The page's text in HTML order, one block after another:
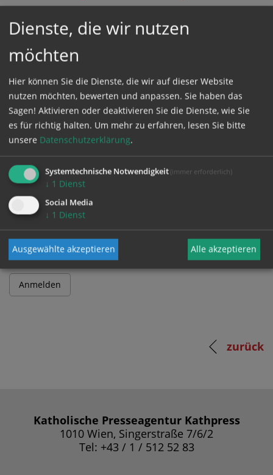
loggen Sie sich ein, oder bestellen Sie das
ProduktKathpress_online.
Bitte melden Sie sich mit Ihrem Benutzernamen
und Passwort an.
Benutzername
Passwort
zurück
Katholische Presseagentur Kathpress
1010 Wien, Singerstraße 7/6/2
Tel: +43 / 1 / 512 52 83
Dienste, die wir nutzen
möchten
Hier können Sie die Dienste, die wir auf dieser Website
nutzen möchten, bewerten und anpassen. Sie haben das
Sagen! Aktivieren oder deaktivieren Sie die Dienste, wie Sie
es für richtig halten. Um mehr zu erfahren, lesen Sie bitte
unsere Datenschutzerklärung.
Systemtechnische Notwendigkeit (immer erforderlich)
↓ 1 Dienst
Social Media
↓ 1 Dienst
Ausgewählte akzeptieren Alle akzeptieren